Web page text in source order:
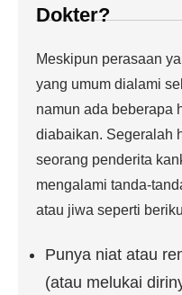
Dokter?
Meskipun perasaan
yang umum dialami
namun ada beberapa
diabaikan. Segeralah
seorang penderita
mengalami tanda-
atau jiwa seperti
Punya niat atau
(atau melukai